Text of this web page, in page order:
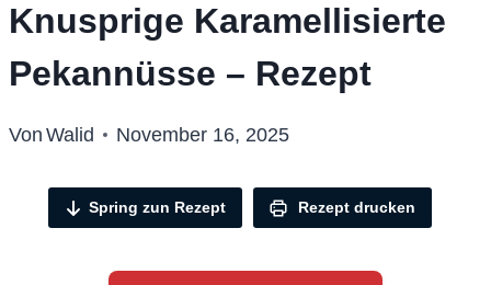
Knusprige Karamellisierte
Pekannüsse – Rezept
Von Walid November 16, 2025
Spring zun Rezept Rezept drucken